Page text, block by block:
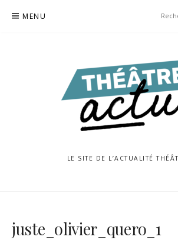
MENU
LE SITE DE L’ACTUALITÉ
juste_olivier_quero_1